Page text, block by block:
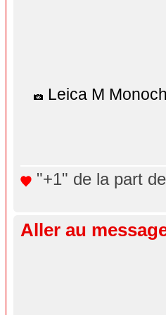
Leica M
"+1" de la part
Aller au